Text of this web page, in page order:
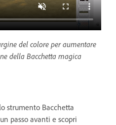
del colore per aumentare
della Bacchetta magica
strumento Bacchetta
passo avanti e scopri